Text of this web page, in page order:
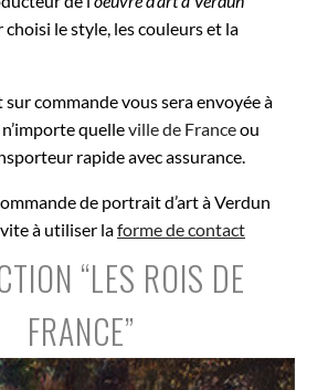
choisi le style, les couleurs et la
sur commande vous sera envoyée à
quelleville de Franceou
rapide avec assurance.
de portrait d’art à Verdun
à utiliser laforme de contact
“LES ROIS DE
FRANCE”